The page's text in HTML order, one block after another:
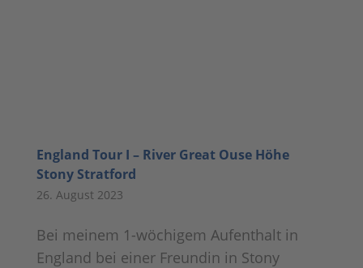
England Tour I – River Great Ouse Höhe
Stony Stratford
26. August 2023
Bei meinem 1-wöchigem Aufenthalt in
England bei einer Freundin in Stony